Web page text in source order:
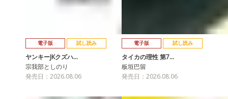
電子版 試し読み
ヤンキーJKクズハ…
宗我部としのり
発売日：2026.08.06
電子版 試し読み
タイカの理性 第7…
板垣巴留
発売日：2026.08.06